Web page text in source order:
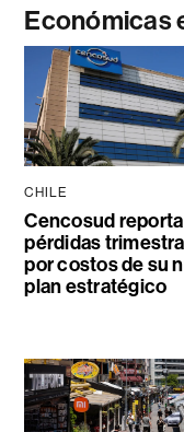
Económicas
CHILE
Cencosud reporta
pérdidas
por costos de su
plan estratégico